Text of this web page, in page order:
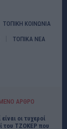
ΤΟΠΙΚΗ ΚΟΙΝΩΝΙΑ
ΤΟΠΙΚΑ ΝΕΑ
ΆΡΘΡΟ